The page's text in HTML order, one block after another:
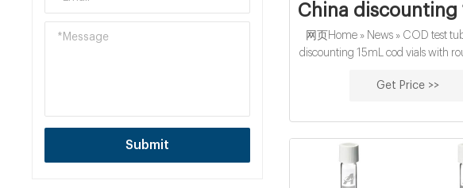
Submit
China
网页Home » News » COD test
discounting 15mL cod vials with
bottom Material: USP Type 1,
Get Price >>